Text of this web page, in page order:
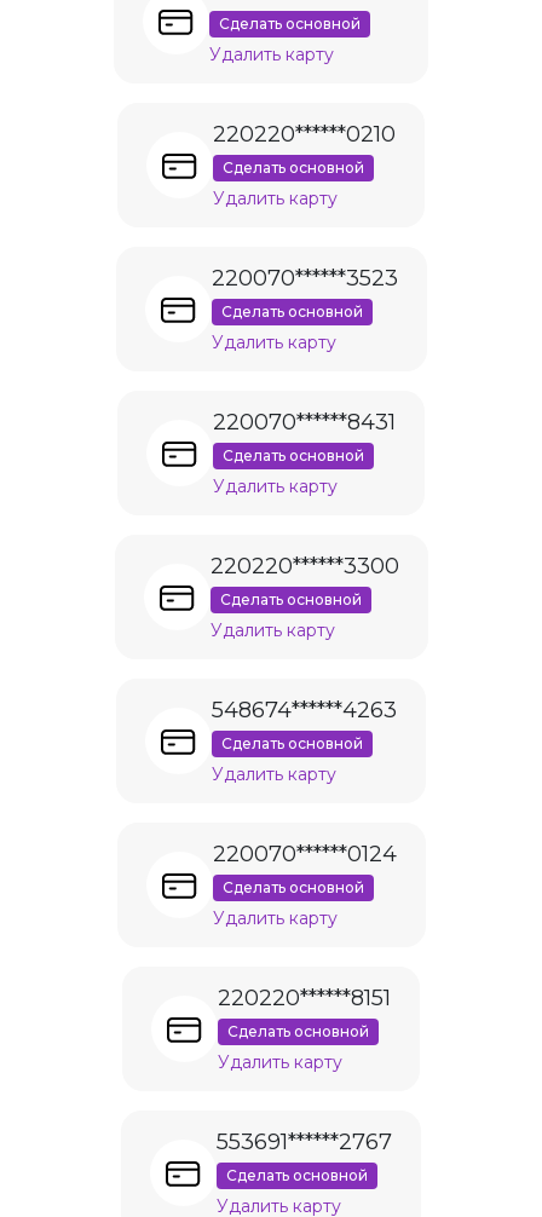
Сделать основной
Удалить карту
220220******0210
Сделать основной
Удалить карту
220070******3523
Сделать основной
Удалить карту
220070******8431
Сделать основной
Удалить карту
220220******3300
Сделать основной
Удалить карту
548674******4263
Сделать основной
Удалить карту
220070******0124
Сделать основной
Удалить карту
220220******8151
Сделать основной
Удалить карту
553691******2767
Сделать основной
Удалить карту